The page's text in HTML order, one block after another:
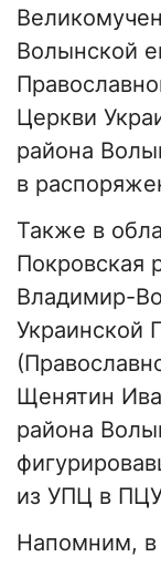
Волынской
Церкви
района
в
Также в
Покровская
Владимир-
Украинской
Щенятин
района
из УПЦ в
Напомним, в